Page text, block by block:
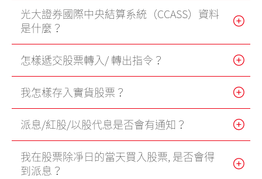
債券
外匯服務
交易所買賣基金
產品
表格
光證財富高
eMO! 免費流動交易程式
光大證券國際中央結算系統（CCASS）資料
是什麼？
怎樣遞交股票轉入/ 轉出指令？
我怎樣存入實貨股票？
派息/紅股/以股代息是否會有通知？
我在股票除凈日的當天買入股票, 是否會得
到派息？